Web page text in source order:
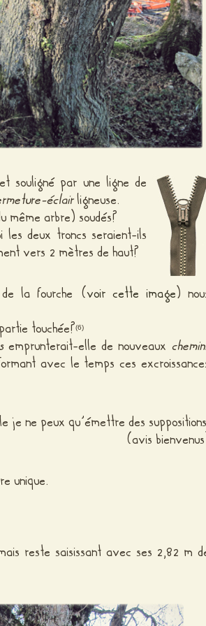
souligné par une ligne de
éclairligneuse.
même arbre) soudés?
les deux troncs seraient-ils
vers 2 mètres de haut?
la fourche (voir cette image)
touchée?(6)
emprunterait-elle de nouveaux
avec le temps ces
je ne peux qu’émettre des
(avis
unique.
reste saisissant avec ses 2,82 m